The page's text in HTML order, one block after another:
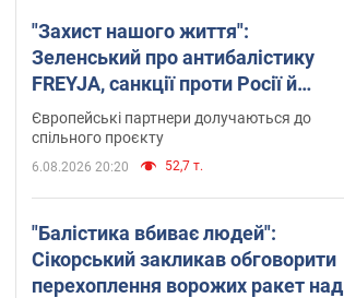
"Захист нашого життя":
Зеленський про антибалістику
FREYJA, санкції проти Росії й
підтримку аграріїв. Відео
Європейські партнери долучаються до
спільного проєкту
6.08.2026 20:20 52,7 т.
"Балістика вбиває людей":
Сікорський закликав обговорити
перехоплення ворожих ракет над